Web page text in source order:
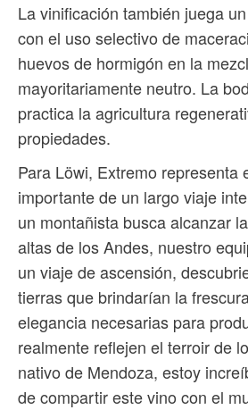
La vinificación también juega
con el uso selectivo de
huevos de hormigón en la
mayoritariamente neutro. La
practica la agricultura
propiedades.
Para Löwi, Extremo representa
importante de un largo viaje
un montañista busca alcanzar
altas de los Andes, nuestro
un viaje de ascensión,
tierras que brindarían la
elegancia necesarias para
realmente reflejen el terroir de
nativo de Mendoza, estoy
de compartir este vino con el